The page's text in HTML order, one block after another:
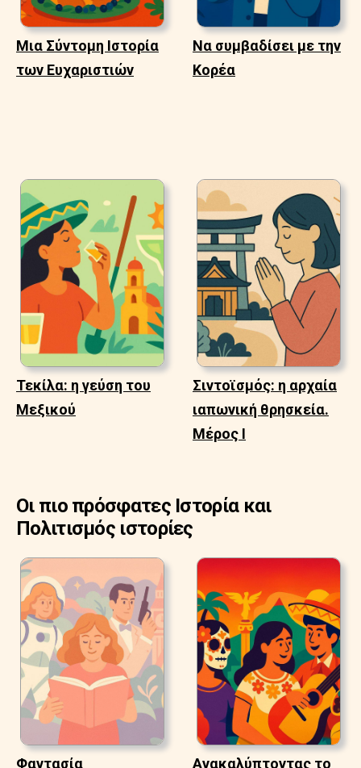
Μια Σύντομη Ιστορία
των Ευχαριστιών
Να συμβαδίσει με την
Κορέα
Τεκίλα: η γεύση του
Μεξικού
Σιντοϊσμός: η αρχαία
ιαπωνική θρησκεία.
Μέρος Ι
Οι πιο πρόσφατες Ιστορία και
Πολιτισμός ιστορίες
Φαντασία Ανακαλύπτοντας το